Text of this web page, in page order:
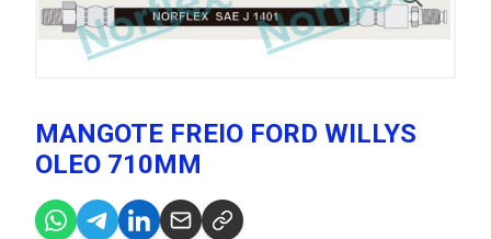
MANGOTE FREIO FORD WILLYS
OLEO 710MM